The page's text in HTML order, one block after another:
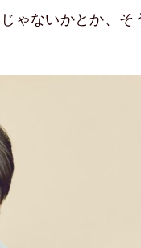
ゃないかとか、そ